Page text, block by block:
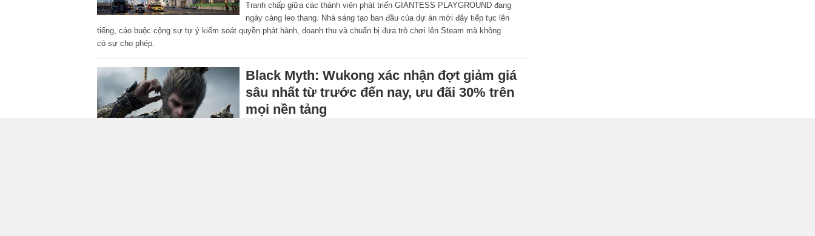
Tranh chấp giữa các thành viên phát triển GIANTESS PLAYGROUND đang
ngày càng leo thang. Nhà sáng tạo ban đầu của dự án mới đây tiếp tục lên
tiếng, cáo buộc cộng sự tự ý kiểm soát quyền phát hành, doanh thu và chuẩn bị đưa trò chơi lên Steam mà không
có sự cho phép.
Black Myth: Wukong xác nhận đợt giảm giá
sâu nhất từ trước đến nay, ưu đãi 30% trên
mọi nền tảng